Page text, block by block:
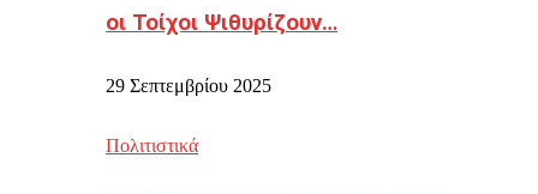
οι Τοίχοι Ψιθυρίζουν…
29 Σεπτεμβρίου 2025
Πολιτιστικά